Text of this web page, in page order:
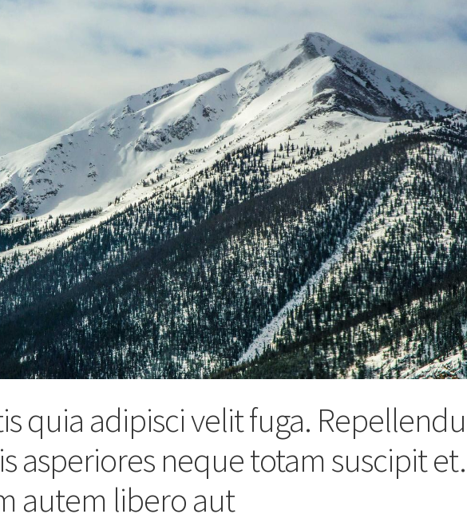
quia adipisci velit fuga.
asperiores neque totam suscipit et.
autem libero aut